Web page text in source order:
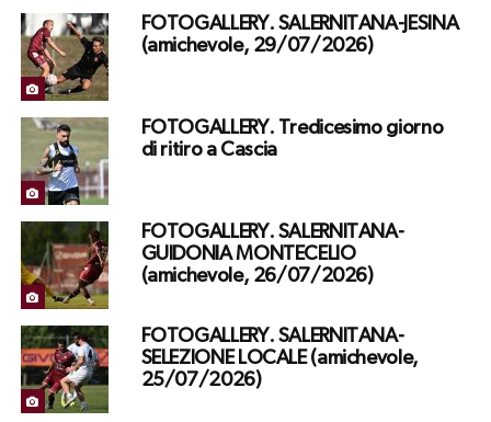
FOTOGALLERY. SALERNITANA-JESINA
(amichevole, 29/07/2026)
FOTOGALLERY. Tredicesimo giorno
di ritiro a Cascia
FOTOGALLERY. SALERNITANA-
GUIDONIA MONTECELIO
(amichevole, 26/07/2026)
FOTOGALLERY. SALERNITANA-
SELEZIONE LOCALE (amichevole,
25/07/2026)